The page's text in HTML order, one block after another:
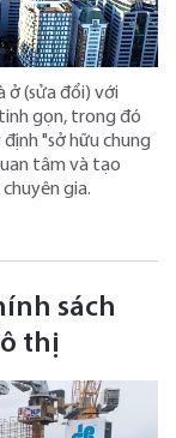
ở (sửa đổi) với
gọn, trong đó
"sở hữu chung
tâm và tạo
gia.
sách
thị